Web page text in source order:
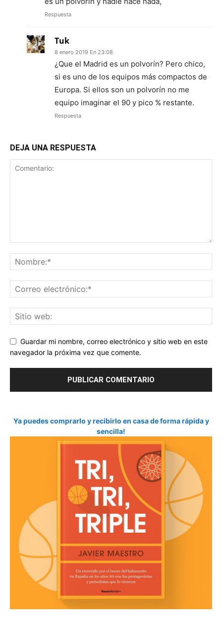
Respuesta
Tuk
8 enero 2019 En 23:08
¿Que el Madrid es un polvorín? Pero chico,
si es uno de los equipos más compactos de
Europa. Si ellos son un polvorín no me
equipo imaginar el 90 y pico % restante.
Respuesta
DEJA UNA RESPUESTA
Guardar mi nombre, correo electrónico y sitio web en este
navegador la próxima vez que comente.
Ya puedes comprarlo y recibirlo en casa de forma rápida y
sencilla!